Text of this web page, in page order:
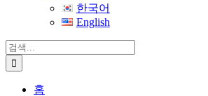
한국어
English
검
색
...
홈